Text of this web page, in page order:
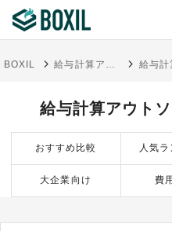
診断から探す(β版)
記事から探す
BOXIL 給与計算アウトソーシング比較35選！選び方やメリット・デメリット
給与計算アウト
おすすめ比較 人気
大企業向け 費